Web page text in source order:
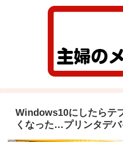
Windows10にしたらテ
くなった…プリンタデ